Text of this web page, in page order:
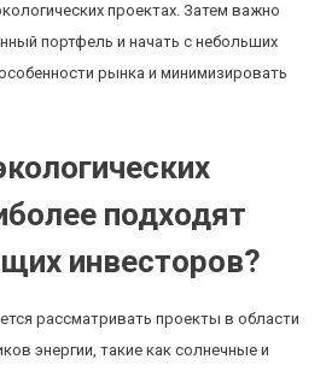
проектах. Затем важно
портфель и начать с небольших
рынка и минимизировать
подходят
инвесторов?
рассматривать проекты в области
энергии, такие как солнечные и